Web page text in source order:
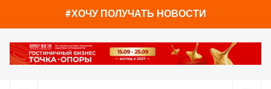
#ХОЧУ ПОЛУЧАТЬ НОВОСТИ